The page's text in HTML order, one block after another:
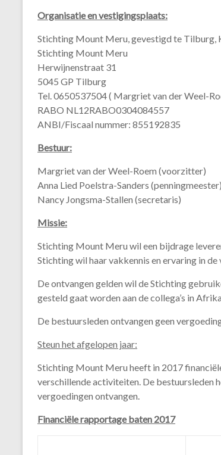
Organisatie en vestigingsplaats:
Stichting Mount Meru, gevestigd te Tilburg,
Stichting Mount Meru
Herwijnenstraat 31
5045 GP Tilburg
Tel. 0650537504 ( Margriet van der Weel-
RABO NL12RABO0304084557
ANBI/Fiscaal nummer: 855192835
Bestuur:
Margriet van der Weel-Roem (voorzitter)
Anna Lied Poelstra-Sanders (penningmeester)
Nancy Jongsma-Stallen (secretaris)
Missie:
Stichting Mount Meru wil een bijdrage
Stichting wil haar vakkennis en ervaring in
De ontvangen gelden wil de Stichting
gesteld gaat worden aan de collega’s in
De bestuursleden ontvangen geen
Steun het afgelopen jaar:
Stichting Mount Meru heeft in 2017
verschillende activiteiten. De bestuursleden
vergoedingen ontvangen.
Financiële rapportage baten 2017